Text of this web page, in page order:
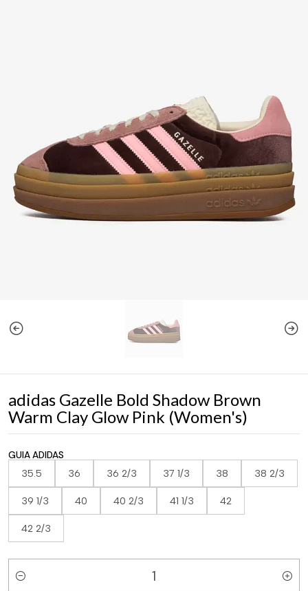
adidas Gazelle Bold Shadow Brown
Warm Clay Glow Pink (Women's)
GUIA ADIDAS
35.5 36 36 2/3 37 1/3 38 38 2/3
39 1/3 40 40 2/3 41 1/3 42
42 2/3
Quantidade